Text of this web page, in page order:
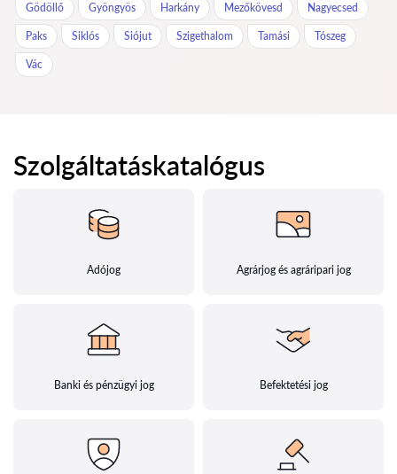
Gödöllő Gyöngyös Harkány Mezőkövesd Nagyecsed
Paks Siklós Siójut Szigethalom Tamási Tószeg
Vác
Szolgáltatáskatalógus
Adójog Agrárjog és agráripari jog
Banki és pénzügyi jog Befektetési jog